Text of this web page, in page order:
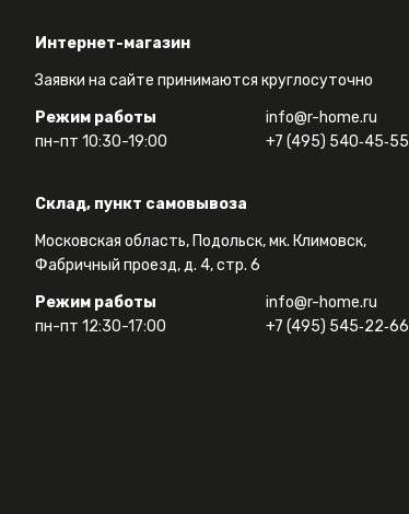
Интернет-магазин
Заявки на сайте принимаются круглосуточно
Режим работы
пн-пт 10:30-19:00
info@r-home.ru
+7 (495) 540‑45‑55
Склад, пункт самовывоза
Московская область, Подольск, мк. Климовск,
Фабричный проезд, д. 4, стр. 6
Режим работы
пн-пт 12:30-17:00
info@r-home.ru
+7 (495) 545‑22‑66